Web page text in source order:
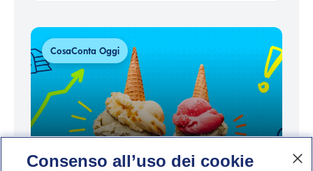
CosaConta Oggi
Consenso all’uso dei cookie